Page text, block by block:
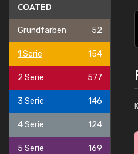
COATED
Grundfarben 52
1 Serie 154
2 Serie 577
3 Serie 146
4 Serie 124
5 Serie 169